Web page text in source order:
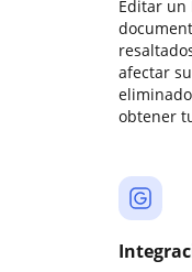
Editar un
afectar
obtener